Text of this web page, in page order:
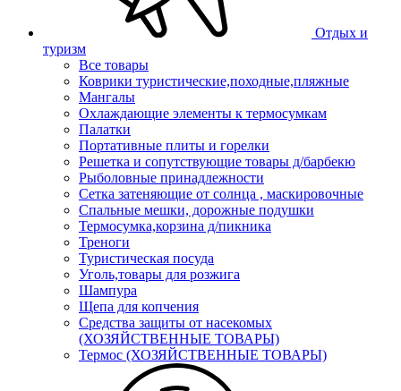
Отдых и
туризм
Все товары
Коврики туристические,походные,пляжные
Мангалы
Охлаждающие элементы к термосумкам
Палатки
Портативные плиты и горелки
Решетка и сопутствующие товары д/барбекю
Рыболовные принадлежности
Сетка затеняющие от солнца , маскировочные
Спальные мешки, дорожные подушки
Термосумка,корзина д/пикника
Треноги
Туристическая посуда
Уголь,товары для розжига
Шампура
Щепа для копчения
Средства защиты от насекомых
(ХОЗЯЙСТВЕННЫЕ ТОВАРЫ)
Термос (ХОЗЯЙСТВЕННЫЕ ТОВАРЫ)